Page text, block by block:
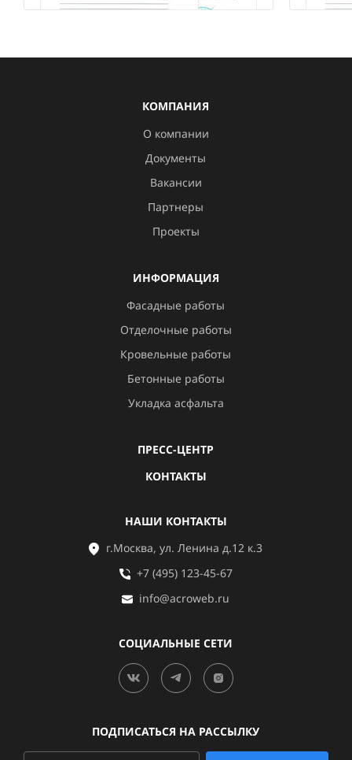
КОМПАНИЯ
О компании
Документы
Вакансии
Партнеры
Проекты
ИНФОРМАЦИЯ
Фасадные работы
Отделочные работы
Кровельные работы
Бетонные работы
Укладка асфальта
ПРЕСС-ЦЕНТР
КОНТАКТЫ
НАШИ КОНТАКТЫ
г.Москва, ул. Ленина д.12 к.3
+7 (495) 123-45-67
info@acroweb.ru
СОЦИАЛЬНЫЕ СЕТИ
ПОДПИСАТЬСЯ НА РАССЫЛКУ